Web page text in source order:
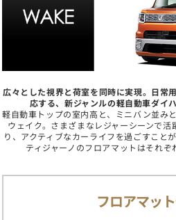
広々とした視界と荷室を同時に実現。日常
応する、新ジャンルの軽自動車ダイ
軽自動車トップの室内高と、ミニバン並み
ウェイク。さまざまなレジャーシーンで
り、アクティブなカーライフを過ごすこと
ティジャーノのフロアマットはそれぞ
フロアマッ